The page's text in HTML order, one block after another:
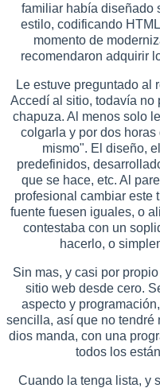
familiar había diseñado
estilo, codificando
momento de
recomendaron adquirir
Le estuve preguntado al
Accedí al sitio, todavía no
chapuza. Al menos solo
colgarla y por dos
mismo". El diseño,
predefinidos,
que se hace, etc. Al
profesional cambiar este
fuente fuesen iguales, o
contestaba con un
hacerlo, o
Sin mas, y casi por
sitio web desde cero.
aspecto y
sencilla, así que no tendré
dios manda, con una
todos los
Cuando la tenga lista, y